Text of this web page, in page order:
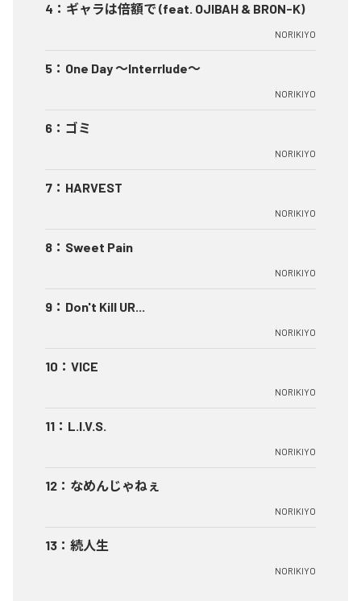
4 ： ギャラは倍額で (feat. OJIBAH & BRON-K)
NORIKIYO
5 ： One Day ～Interrlude～
NORIKIYO
6 ： ゴミ
NORIKIYO
7 ： HARVEST
NORIKIYO
8 ： Sweet Pain
NORIKIYO
9 ： Don't Kill UR...
NORIKIYO
10 ： VICE
NORIKIYO
11 ： L.I.V.S.
NORIKIYO
12 ： なめんじゃねぇ
NORIKIYO
13 ： 続人生
NORIKIYO